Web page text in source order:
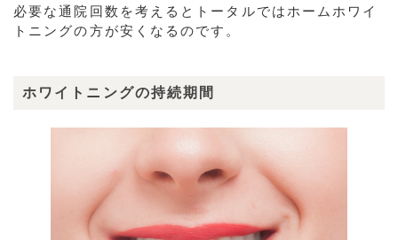
必要な通院回数を考えるとトータルではホームホワイ
トニングの方が安くなるのです。
ホワイトニングの持続期間